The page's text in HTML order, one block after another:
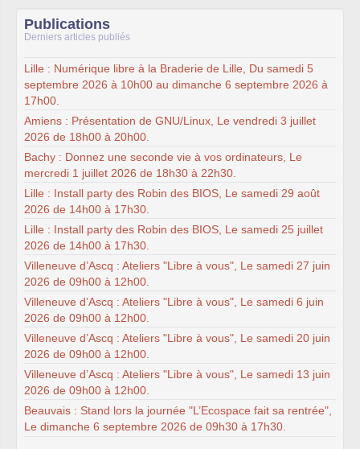
Publications
Derniers articles publiés
Lille : Numérique libre à la Braderie de Lille, Du samedi 5
septembre 2026 à 10h00 au dimanche 6 septembre 2026 à
17h00.
Amiens : Présentation de GNU/Linux, Le vendredi 3 juillet
2026 de 18h00 à 20h00.
Bachy : Donnez une seconde vie à vos ordinateurs, Le
mercredi 1 juillet 2026 de 18h30 à 22h30.
Lille : Install party des Robin des BIOS, Le samedi 29 août
2026 de 14h00 à 17h30.
Lille : Install party des Robin des BIOS, Le samedi 25 juillet
2026 de 14h00 à 17h30.
Villeneuve d’Ascq : Ateliers "Libre à vous", Le samedi 27 juin
2026 de 09h00 à 12h00.
Villeneuve d’Ascq : Ateliers "Libre à vous", Le samedi 6 juin
2026 de 09h00 à 12h00.
Villeneuve d’Ascq : Ateliers "Libre à vous", Le samedi 20 juin
2026 de 09h00 à 12h00.
Villeneuve d’Ascq : Ateliers "Libre à vous", Le samedi 13 juin
2026 de 09h00 à 12h00.
Beauvais : Stand lors la journée "L’Ecospace fait sa rentrée",
Le dimanche 6 septembre 2026 de 09h30 à 17h30.